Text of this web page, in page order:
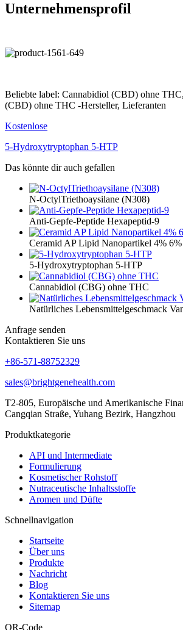
Unternehmensprofil
Beliebte label: Cannabidiol (CBD) ohne
(CBD) ohne THC -Hersteller, Lieferanten
Kostenlose
5-Hydroxytryptophan 5-HTP
Das könnte dir auch gefallen
N-OctylTriethoaysilane (N308)
Anti-Gepfe-Peptide Hexapeptid-9
Ceramid AP Lipid Nanopartikel 4% 6%
5-Hydroxytryptophan 5-HTP
Cannabidiol (CBG) ohne THC
Natürliches Lebensmittelgeschmack
Anfrage senden
Kontaktieren Sie uns
+86-571-88752329
sales@brightgenehealth.com
T2-805, Europäische und Amerikanische
Cangqian Straße, Yuhang Bezirk, Hangzhou
Produktkategorie
API und Intermediate
Formulierung
Kosmetischer Rohstoff
Nutraceutische Inhaltsstoffe
Aromen und Düfte
Schnellnavigation
Startseite
Über uns
Produkte
Nachricht
Blog
Kontaktieren Sie uns
Sitemap
QR-Code